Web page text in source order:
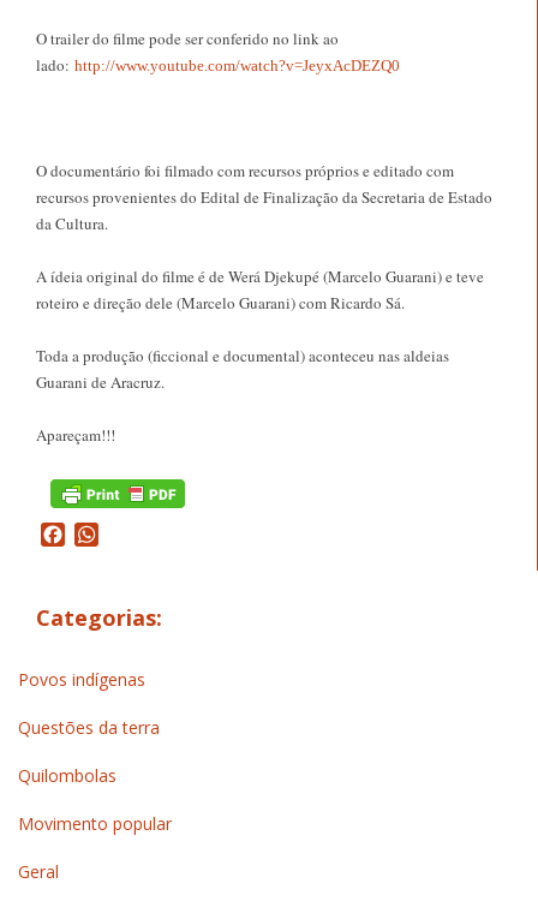
O trailer do filme pode ser conferido no link ao
lado: http://www.youtube.com/watch?v=JeyxAcDEZQ0
O documentário foi filmado com recursos próprios e editado com
recursos provenientes do Edital de Finalização da Secretaria de Estado
da Cultura.
A ídeia original do filme é de Werá Djekupé (Marcelo Guarani) e teve
roteiro e direção dele (Marcelo Guarani) com Ricardo Sá.
Toda a produção (ficcional e documental) aconteceu nas aldeias
Guarani de Aracruz.
Apareçam!!!
Facebook
Categorias:
Povos indígenas
Questões da terra
Quilombolas
Movimento popular
Geral